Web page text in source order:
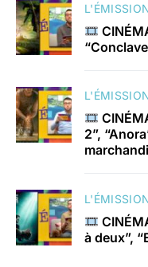
2”,
à deux”,